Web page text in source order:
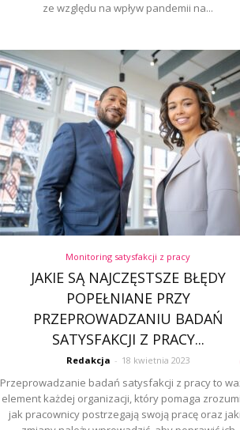
ze względu na wpływ pandemii na...
Monitoring satysfakcji z pracy
JAKIE SĄ NAJCZĘSTSZE BŁĘDY
POPEŁNIANE PRZY
PRZEPROWADZANIU BADAŃ
SATYSFAKCJI Z PRACY...
Redakcja - 18 kwietnia 2023
Przeprowadzanie badań satysfakcji z pracy to
element każdej organizacji, który pomaga
jak pracownicy postrzegają swoją pracę oraz